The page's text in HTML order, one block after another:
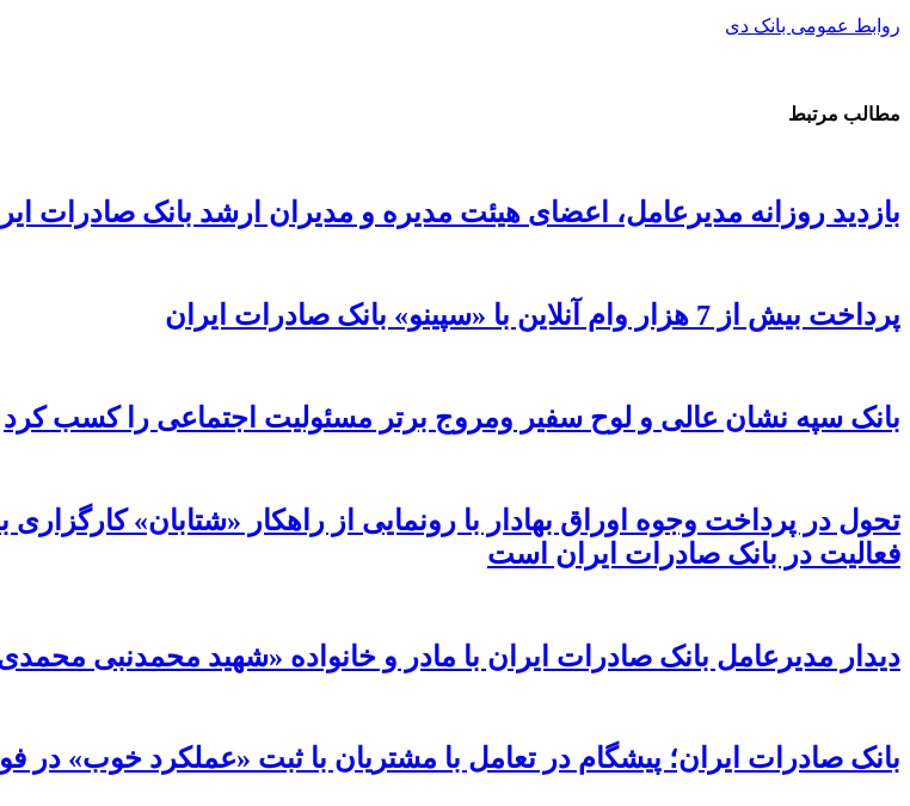
روابط عمومی بانک دی
مطالب مرتبط
بازدید روزانه مدیرعامل، اعضای هیئت مدیره و مدیران ارشد بانک صادرات
پرداخت بیش از 7 هزار وام آنلاین با «سپینو» بانک صادرات ایران
بانک سپه نشان عالی و لوح سفیر ومروج برتر مسئولیت اجتماعی را کسب کرد
تحول در پرداخت وجوه اوراق بهادار با رونمایی از راهکار «شتابان»
فعالیت در بانک صادرات ایران است
دیدار مدیرعامل بانک صادرات ایران با مادر و خانواده «شهید محمدنبی
بانک صادرات ایران؛ پیشگام در تعامل با مشتریان با ثبت «عملکرد خوب» در